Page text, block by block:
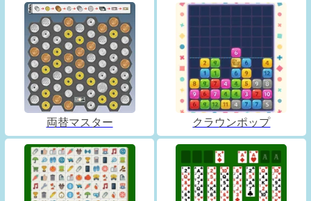
両替マスター クラウンポップ